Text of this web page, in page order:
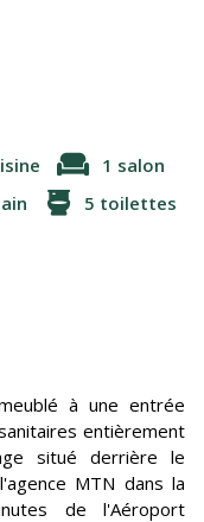
1 salon
5 toilettes
à une entrée
entièrement
situé derrière le
MTN dans la
de l'Aéroport